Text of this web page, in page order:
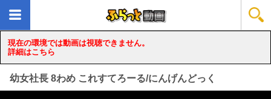
現在の環境では動画は視聴できません。
詳細はこちら
幼女社長 8わめ これすてろーる/にんげんどっく